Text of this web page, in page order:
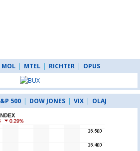
MOL | MTEL | RICHTER | OPUS
500 | DOW JONES | VIX | OLAJ